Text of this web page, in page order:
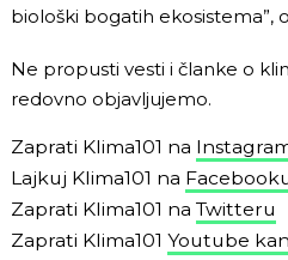
biološki bogatih ekosistema”,
Ne propusti vesti i članke o
redovno objavljujemo.
Zaprati Klima101 na
Lajkuj Klima101 na
Zaprati Klima101 na Twitteru
Zaprati Klima101 Youtube